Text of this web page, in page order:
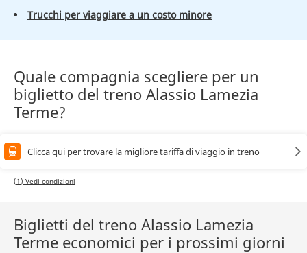
Trucchi per viaggiare a un costo minore
Quale compagnia scegliere per un
biglietto del treno Alassio Lamezia
Terme?
Clicca qui per trovare la migliore tariffa di viaggio in treno
(1) Vedi condizioni
Biglietti del treno Alassio Lamezia
Terme economici per i prossimi giorni